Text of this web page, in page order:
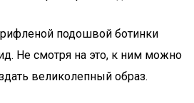
подошвой ботинки
Не смотря на это, к ним можно
великолепный образ.